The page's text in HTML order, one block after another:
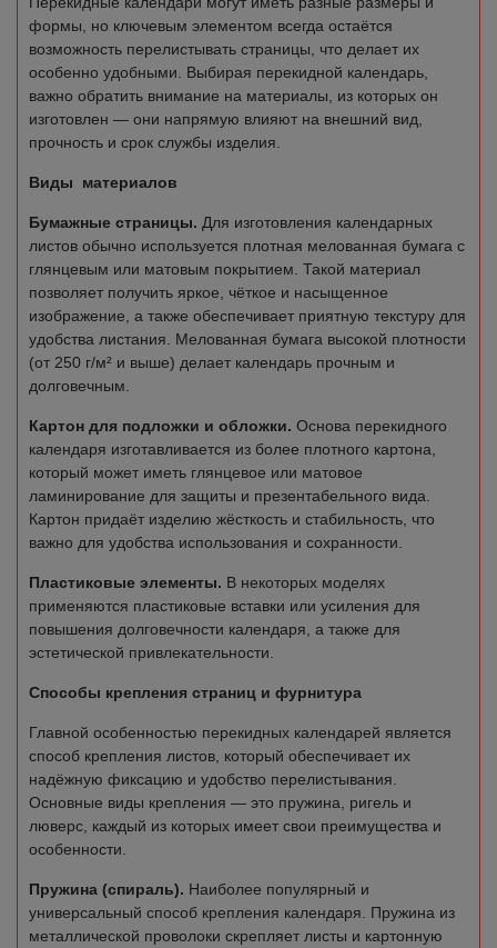
формы, но ключевым элементом всегда остаётся
возможность перелистывать страницы, что делает их
особенно удобными. Выбирая перекидной календарь,
важно обратить внимание на материалы, из которых он
изготовлен — они напрямую влияют на внешний вид,
прочность и срок службы изделия.
Виды материалов
Бумажные страницы. Для изготовления календарных
листов обычно используется плотная мелованная бумага с
глянцевым или матовым покрытием. Такой материал
позволяет получить яркое, чёткое и насыщенное
изображение, а также обеспечивает приятную текстуру для
удобства листания. Мелованная бумага высокой плотности
(от 250 г/м² и выше) делает календарь прочным и
долговечным.
Картон для подложки и обложки. Основа перекидного
календаря изготавливается из более плотного картона,
который может иметь глянцевое или матовое
ламинирование для защиты и презентабельного вида.
Картон придаёт изделию жёсткость и стабильность, что
важно для удобства использования и сохранности.
Пластиковые элементы. В некоторых моделях
применяются пластиковые вставки или усиления для
повышения долговечности календаря, а также для
эстетической привлекательности.
Способы крепления страниц и фурнитура
Главной особенностью перекидных календарей является
способ крепления листов, который обеспечивает их
надёжную фиксацию и удобство перелистывания.
Основные виды крепления — это пружина, ригель и
люверс, каждый из которых имеет свои преимущества и
особенности.
Пружина (спираль). Наиболее популярный и
универсальный способ крепления календаря. Пружина из
металлической проволоки скрепляет листы и картонную